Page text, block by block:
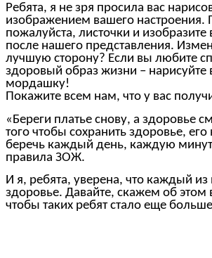
Ребята, я не зря просила вас
изображением вашего настроения.
пожалуйста, листочки и
после нашего представления.
лучшую сторону? Если вы любите
здоровый образ жизни – нарисуйте
мордашку!
Покажите всем нам, что у вас
«Береги платье снову, а здоровье
того чтобы сохранить здоровье,
беречь каждый день, каждую
правила ЗОЖ.
И я, ребята, уверена, что каждый из
здоровье. Давайте, скажем об этом
чтобы таких ребят стало еще